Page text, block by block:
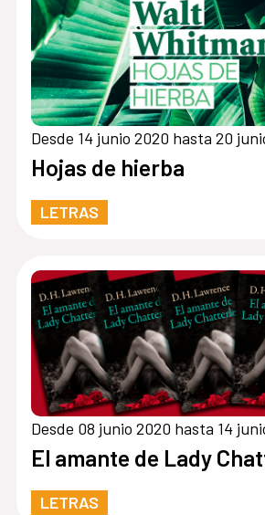
Desde 14 junio 2020 hasta 20
Hojas de hierba
LETRAS
Desde 08 junio 2020 hasta 14
El amante de Lady
LETRAS